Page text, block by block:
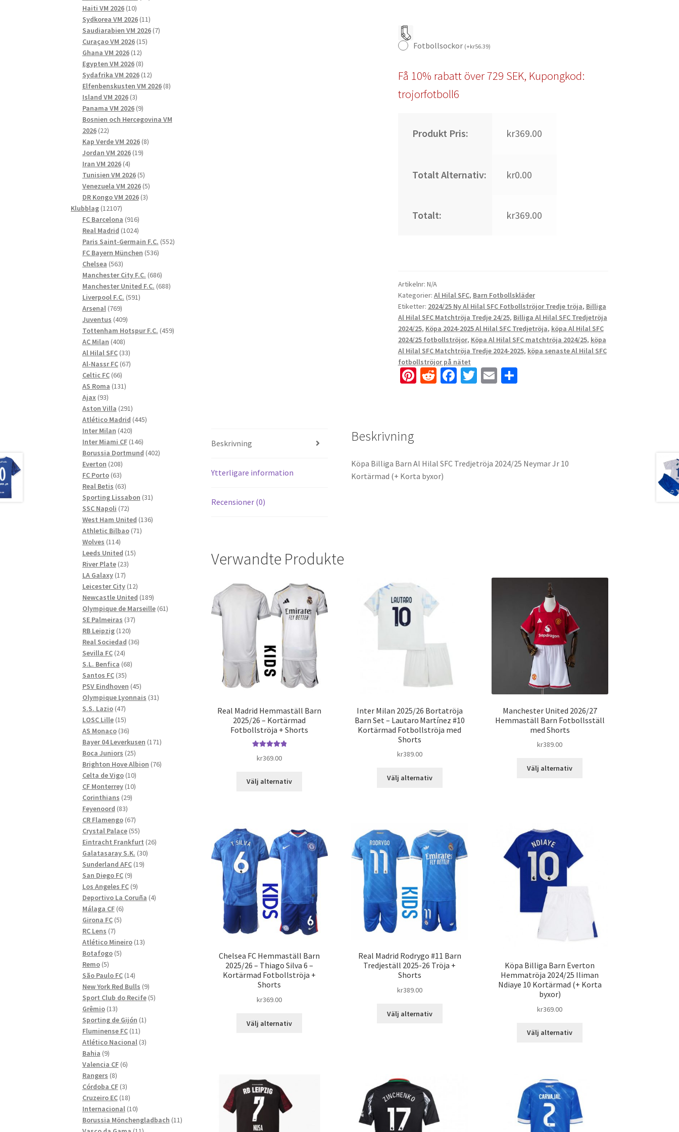
Fotbollsockor (+kr56.39)
Få 10% rabatt över 729 SEK, Kupongkod:
trojorfotboll6
Produkt Pris: kr369.00
Totalt Alternativ: kr0.00
Totalt: kr369.00
Artikelnr: N/A
Kategorier: Al Hilal SFC, Barn Fotbollskläder
Etiketter: 2024/25 Ny Al Hilal SFC Fotbollströjor Tredje tröja, Billiga
Al Hilal SFC Matchtröja Tredje 24/25, Billiga Al Hilal SFC Tredjetröja
2024/25, Köpa 2024-2025 Al Hilal SFC Tredjetröja, köpa Al Hilal SFC
2024/25 fotbollströjor, Köpa Al Hilal SFC matchtröja 2024/25, köpa
Al Hilal SFC Matchtröja Tredje 2024-2025, köpa senaste Al Hilal SFC
fotbollströjor på nätet
Pi R Fa
k
T E D
Beskrivning
Ytterligare information
Recensioner (0)
Beskrivning
Köpa Billiga Barn Al Hilal SFC Tredjetröja 2024/25 Neymar Jr 10
Kortärmad (+ Korta byxor)
Verwandte Produkte
Real Madrid Hemmaställ Barn
2025/26 – Kortärmad
Fotbollströja + Shorts
av 5
kr369.00
Välj alternativ
varianter.
De
olika
alternativen
kan
väljas
produktsidan
Inter Milan 2025/26 Bortatröja
Barn Set – Lautaro Martínez #10
Kortärmad Fotbollströja med
Shorts
kr389.00
Välj alternativ
varianter.
De
olika
alternativen
väljas
Manchester United 2026/27
Hemmaställ Barn Fotbollsställ
med Shorts
kr389.00
Välj alternativ
alternativen
produktsidan
Chelsea FC Hemmaställ Barn
2025/26 – Thiago Silva 6 –
Kortärmad Fotbollströja +
Shorts
kr369.00
Välj alternativ
Real Madrid Rodrygo #11 Barn
Tredjeställ 2025-26 Tröja +
Shorts
kr389.00
Välj alternativ
Köpa Billiga Barn Everton
Hemmatröja 2024/25 Iliman
Ndiaye 10 Kortärmad (+ Korta
byxor)
kr369.00
Välj alternativ
alternativen
Haiti VM 2026 1010
produkter
Sydkorea VM 2026 1111
produkter
Saudiarabien VM 2026 77
Curaçao VM 2026 1515
Ghana VM 2026 1212
produkter
Egypten VM 2026 88
produkter
Sydafrika VM 2026 1212
produkter
Elfenbenskusten VM 2026 88
Island VM 2026 33
produkter
Panama VM 2026 99
produkter
Bosnien och Hercegovina VM
2026 2222
produkter
Kap Verde VM 2026 88
Jordan VM 2026 1919
Iran VM 2026 44
produkter
Tunisien VM 2026 55
produkter
Venezuela VM 2026 55
produkter
DR Kongo VM 2026 33
Klubblag 1210712107
produkter
FC Barcelona 916916
produkter
Real Madrid 10241024
produkter
Paris Saint-Germain F.C. 552552
FC Bayern München 536536
Chelsea 563563
produkter
Manchester City F.C. 686686
produkter
Manchester United F.C. 688688
Liverpool F.C. 591591
Arsenal 769769
produkter
Juventus 409409
produkter
Tottenham Hotspur F.C. 459459
AC Milan 408408
produkter
Al Hilal SFC 3333
produkter
Al-Nassr FC 6767
Celtic FC 6666
produkter
AS Roma 131131
Ajax 9393
produkter
Aston Villa 291291
produkter
Atlético Madrid 445445
Inter Milan 420420
produkter
Inter Miami CF 146146
produkter
Borussia Dortmund 402402
Everton 208208
produkter
FC Porto 6363
produkter
Real Betis 6363
produkter
Sporting Lissabon 3131
SSC Napoli 7272
produkter
West Ham United 136136
Athletic Bilbao 7171
Wolves 114114
produkter
Leeds United 1515
River Plate 2323
LA Galaxy 1717
produkter
Leicester City 1212
produkter
Newcastle United 189189
produkter
Olympique de Marseille 6161
SE Palmeiras 3737
RB Leipzig 120120
produkter
Real Sociedad 3636
Sevilla FC 2424
produkter
S.L. Benfica 6868
Santos FC 3535
produkter
PSV Eindhoven 4545
produkter
Olympique Lyonnais 3131
S.S. Lazio 4747
produkter
LOSC Lille 1515
produkter
AS Monaco 3636
produkter
Bayer 04 Leverkusen 171171
Boca Juniors 2525
produkter
Brighton Hove Albion 7676
Celta de Vigo 1010
produkter
CF Monterrey 1010
Corinthians 2929
Feyenoord 8383
produkter
CR Flamengo 6767
produkter
Crystal Palace 5555
produkter
Eintracht Frankfurt 2626
Galatasaray S.K. 3030
Sunderland AFC 1919
San Diego FC 99
produkter
Los Angeles FC 99
produkter
Deportivo La Coruña 44
Málaga CF 66
produkter
Girona FC 55
RC Lens 77
produkter
Atlético Mineiro 1313
Botafogo 55
Remo 55
produkter
São Paulo FC 1414
produkter
New York Red Bulls 99
produkter
Sport Club do Recife 55
Grêmio 1313
produkter
Sporting de Gijón 11
Fluminense FC 1111
produkter
Atlético Nacional 33
Bahia 99
produkter
Valencia CF 66
Rangers 88
produkter
Córdoba CF 33
produkter
Cruzeiro EC 1818
produkter
Internacional 1010
produkter
Borussia Mönchengladbach 1111